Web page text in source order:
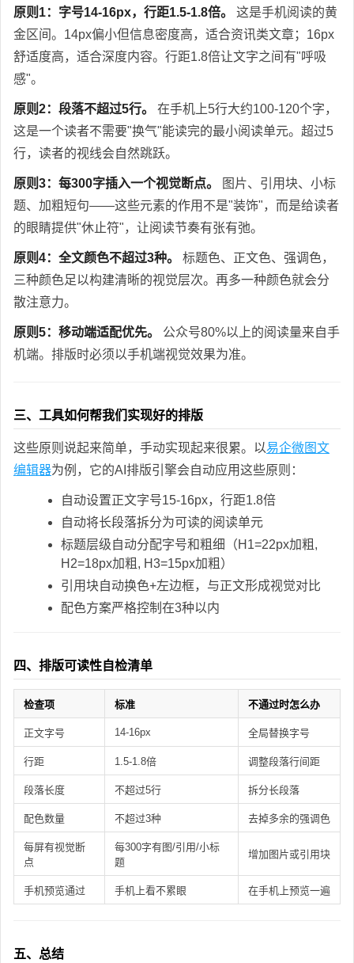
原则1：字号14-16px，行距1.5-1.8倍。
这是手机阅读的黄
金区间。14px偏小但信息密度高，适合资讯类文章；16px
舒适度高，适合深度内容。行距1.8倍让文字之间有"呼吸
感"。
原则2：段落不超过5行。
在手机上5行大约100-120个字，
这是一个读者不需要"换气"能读完的最小阅读单元。超过5
行，读者的视线会自然跳跃。
原则3：每300字插入一个视觉断点。
图片、引用块、小标
题、加粗短句——这些元素的作用不是"装饰"，而是给读者
的眼睛提供"休止符"，让阅读节奏有张有弛。
原则4：全文颜色不超过3种。
标题色、正文色、强调色，
三种颜色足以构建清晰的视觉层次。再多一种颜色就会分
散注意力。
原则5：移动端适配优先。
公众号80%以上的阅读量来自手
机端。排版时必须以手机端视觉效果为准。
三、工具如何帮我们实现好的排版
这些原则说起来简单，手动实现起来很累。以易企微图文
编辑器为例，它的AI排版引擎会自动应用这些原则：
自动设置正文字号15-16px，行距1.8倍
自动将长段落拆分为可读的阅读单元
标题层级自动分配字号和粗细（H1=22px加粗,
H2=18px加粗, H3=15px加粗）
引用块自动换色+左边框，与正文形成视觉对比
配色方案严格控制在3种以内
四、排版可读性自检清单
检查项 标准 不通过时怎么办
正文字号 14-16px 全局替换字号
行距 1.5-1.8倍 调整段落行间距
段落长度 不超过5行 拆分长段落
配色数量 不超过3种 去掉多余的强调色
每屏有视觉断
点
每300字有图/引用/小标
题
增加图片或引用块
手机预览通过 手机上看不累眼 在手机上预览一遍
五、总结